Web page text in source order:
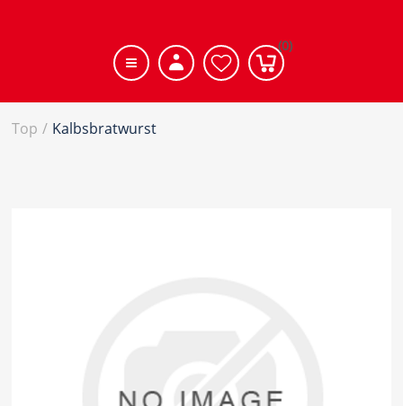
(0)
Top / Kalbsbratwurst